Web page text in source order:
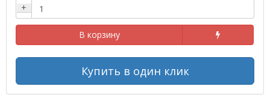
+
В корзину
Купить в один клик